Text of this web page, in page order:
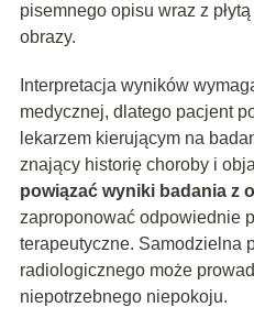
pisemnego opisu wraz z
obrazy.
Interpretacja wyników
medycznej, dlatego pacjent
lekarzem kierującym na
znający historię choroby i
powiązać wyniki badania z
zaproponować odpowiednie
terapeutyczne. Samodzielna
radiologicznego może
niepotrzebnego niepokoju.